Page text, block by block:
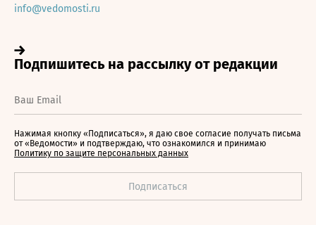
info@vedomosti.ru
Нажимая кнопку «Подписаться», я даю свое согласие получать письма
от «Ведомости» и подтверждаю, что ознакомился и принимаю
Политику по защите персональных данных